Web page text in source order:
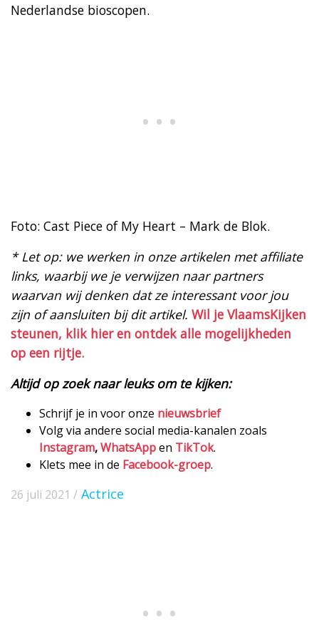
Nederlandse bioscopen.
Foto: Cast Piece of My Heart – Mark de Blok.
* Let op: we werken in onze artikelen met affiliate
links, waarbij we je verwijzen naar partners
waarvan wij denken dat ze interessant voor jou
zijn of aansluiten bij dit artikel. Wil je VlaamsKijken
steunen, klik hier en ontdek alle mogelijkheden
op een rijtje.
Altijd op zoek naar leuks om te kijken:
Schrijf je in voor onze nieuwsbrief
Volg via andere social media-kanalen zoals
Instagram,WhatsAppen TikTok.
Klets mee in de Facebook-groep.
26 juli 2021 / Actrice